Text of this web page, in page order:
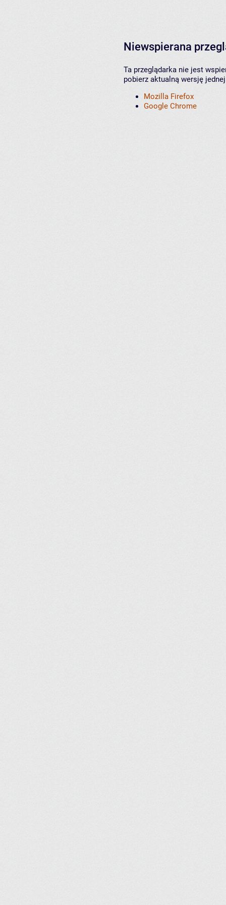
Niewspierana
Ta przeglądarka nie jest
pobierz aktualną wersję
Mozilla Firefox
Google Chrome